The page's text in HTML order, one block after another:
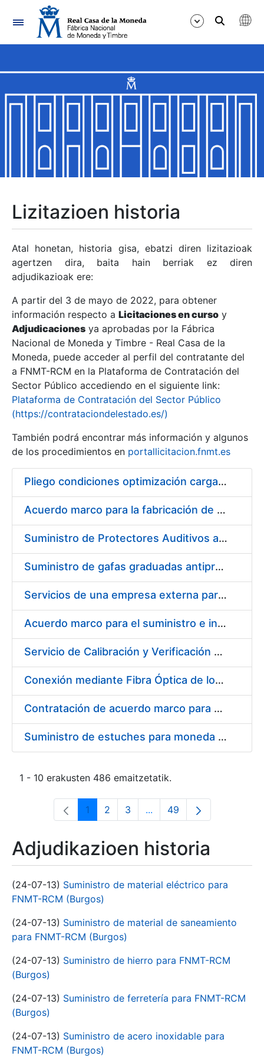
Nabigazioa
Erakutsi/Ezkutatu
Erakutsi/Ezkutatu
Erakutsi/Ezkutatu
Erakutsi/Ezkutatu
Erakutsi/Ezkutatu
Erakutsi/Ezkutatu
Erakutsi/Ezkutatu
Erakutsi/Ezkutatu
Lizitazioen historia
Atal honetan, historia gisa, ebatzi diren lizitazioak
agertzen dira, baita hain berriak ez diren
adjudikazioak ere:
A partir del 3 de mayo de 2022, para obtener
información respecto a Licitaciones en curso y
Adjudicaciones ya aprobadas por la Fábrica
Nacional de Moneda y Timbre - Real Casa de la
Moneda, puede acceder al perfil del contratante del
a FNMT-RCM en la Plataforma de Contratación del
Sector Público accediendo en el siguiente link:
Plataforma de Contratación del Sector Público
(https://contrataciondelestado.es/)
También podrá encontrar más información y algunos
de los procedimientos en portallicitacion.fnmt.es
Pliego condiciones optimización cargas compras firmado
Acuerdo marco para la fabricación de piezas
Suministro de Protectores Auditivos a medida para las personas trabajadoras de los Centros de Trabajo de Madrid y Burgos
Suministro de gafas graduadas antiproyecciones para los trabajadores de la FNMT-RCM en los centros de trabajo de Madrid y Burgos
Servicios de una empresa externa para el asesoramiento y resolución de los recursos de alzada que se presentan relacionados con procesos de selección para la FNMT-RCM
Acuerdo marco para el suministro e instalación de persianas, estores y otros complementos
Servicio de Calibración y Verificación Externa de los Equipos de Medición del Servicio de Prevención de la FNMT-RCM
Conexión mediante Fibra Óptica de los Centros de Proceso de Datos (CPDs) de las sedes de la FNMT-RCM de Burgos y Madrid
Contratación de acuerdo marco para el Suministro de Material de Electricidad para la Fábrica Nacional de Moneda y Timbre-Real Casa de la Moneda en su centro de trabajo de Burgos
Suministro de estuches para moneda de 30 €
1 - 10 erakusten 486 emaitzetatik.
Orrialdea
1 Orrialdea
2 Orrialdea
3 ...Intermediate Pages Use
Orrialdea
49
Adjudikazioen historia
(24-07-13) Suministro de material eléctrico para
FNMT-RCM (Burgos)
(24-07-13) Suministro de material de saneamiento
para FNMT-RCM (Burgos)
(24-07-13) Suministro de hierro para FNMT-RCM
(Burgos)
(24-07-13) Suministro de ferretería para FNMT-RCM
(Burgos)
(24-07-13) Suministro de acero inoxidable para
FNMT-RCM (Burgos)